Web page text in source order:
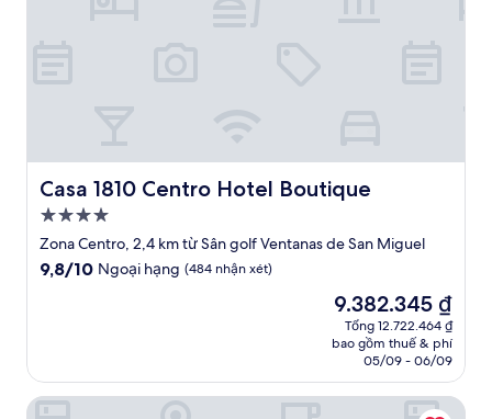
Casa 1810 Centro Hotel Boutique
Casa 1810 Centro Hotel Boutique
Nơi
lưu
trú
Zona Centro, 2,4 km từ Sân golf Ventanas de San Miguel
9.8
nhận
xét)
9,8/10 Ngoại hạng (484 nhận xét)
Giá
hiện
tại
9.382.345 ₫
9.382.345 ₫
Tổng 12.722.464 ₫
bao gồm thuế & phí
05/09 - 06/09
Orchid House San Miguel de Allende